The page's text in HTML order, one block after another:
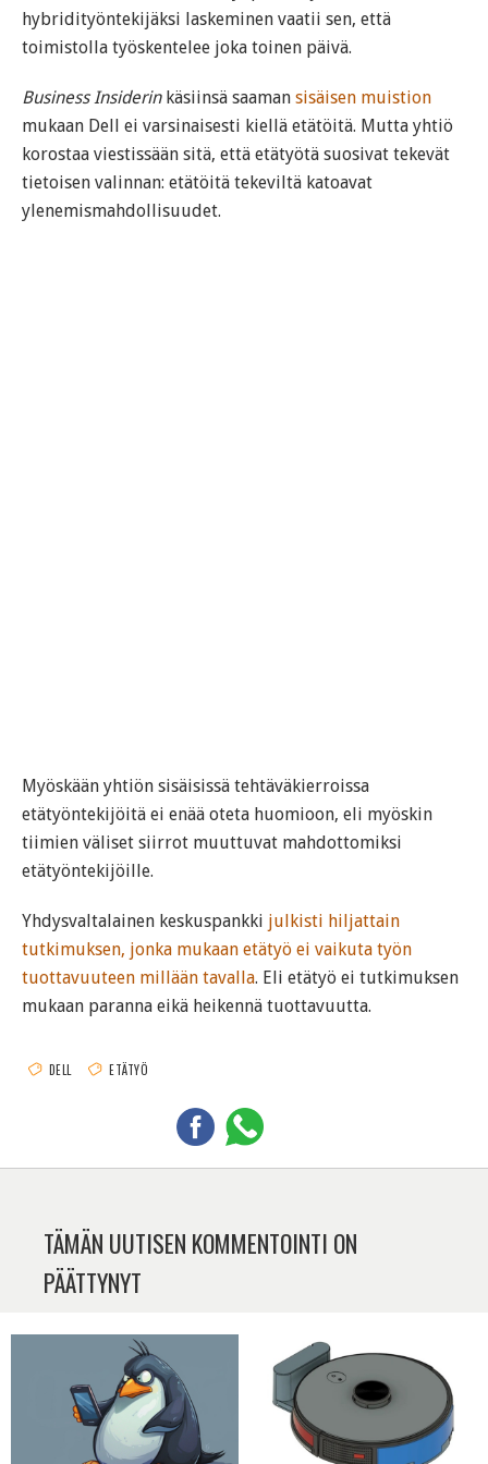
hybridityöntekijäksi laskeminen vaatii sen, että
toimistolla työskentelee joka toinen päivä.
Business Insiderinkäsiinsä saaman sisäisen muistion
mukaan Dell ei varsinaisesti kiellä etätöitä. Mutta yhtiö
korostaa viestissään sitä, että etätyötä suosivat tekevät
tietoisen valinnan: etätöitä tekeviltä katoavat
ylenemismahdollisuudet.
Myöskään yhtiön sisäisissä tehtäväkierroissa
etätyöntekijöitä ei enää oteta huomioon, eli myöskin
tiimien väliset siirrot muuttuvat mahdottomiksi
etätyöntekijöille.
Yhdysvaltalainen keskuspankki julkisti hiljattain
tutkimuksen, jonka mukaan etätyö ei vaikuta työn
tuottavuuteen millään tavalla. Eli etätyö ei tutkimuksen
mukaan paranna eikä heikennä tuottavuutta.
DELL ETÄTYÖ
TÄMÄN UUTISEN KOMMENTOINTI ON
PÄÄTTYNYT